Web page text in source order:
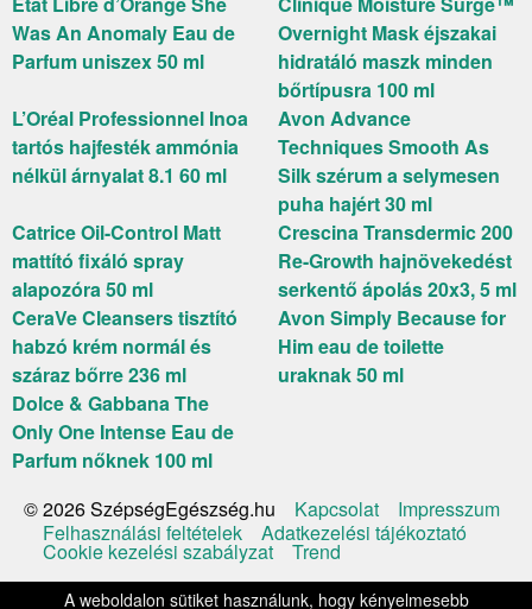
Was An Anomaly Eau de
Parfum uniszex 50 ml
Overnight Mask éjszakai
hidratáló maszk minden
bőrtípusra 100 ml
L’Oréal Professionnel Inoa
tartós hajfesték ammónia
nélkül árnyalat 8.1 60 ml
Avon Advance
Techniques Smooth As
Silk szérum a selymesen
puha hajért 30 ml
Catrice Oil-Control Matt
mattító fixáló spray
alapozóra 50 ml
Crescina Transdermic 200
Re-Growth hajnövekedést
serkentő ápolás 20x3, 5 ml
CeraVe Cleansers tisztító
habzó krém normál és
száraz bőrre 236 ml
Avon Simply Because for
Him eau de toilette
uraknak 50 ml
Dolce & Gabbana The
Only One Intense Eau de
Parfum nőknek 100 ml
© 2026 SzépségEgészség.hu
Kapcsolat
Impresszum
Felhasználási feltételek
Adatkezelési tájékoztató
Cookie kezelési szabályzat Trend
A weboldalon sütiket használunk, hogy kényelmesebb